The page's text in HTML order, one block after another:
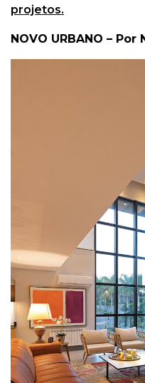
projetos.
NOVO URBANO –